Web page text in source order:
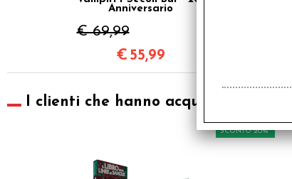
Anniversario
€ 69,99
€ 55,99
I clienti che hanno acquistato
SCONTO 20%